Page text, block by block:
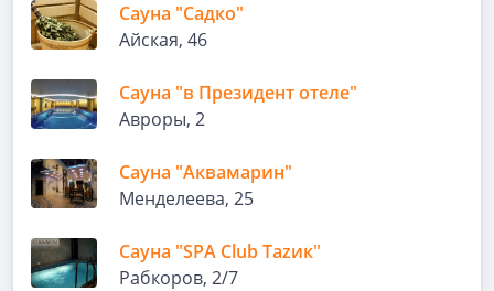
Сауна "Садко"
Айская, 46
Сауна "в Президент отеле"
Авроры, 2
Сауна "Аквамарин"
Менделеева, 25
Сауна "SPA Club Таzик"
Рабкоров, 2/7